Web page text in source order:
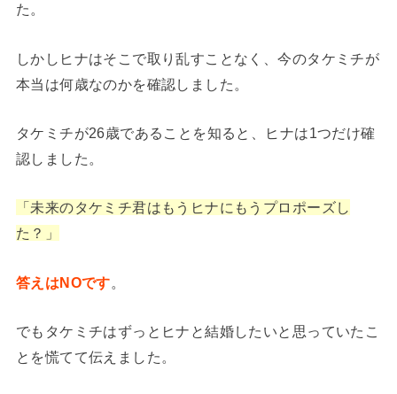
た。
しかしヒナはそこで取り乱すことなく、今のタケミチが
本当は何歳なのかを確認しました。
タケミチが26歳であることを知ると、ヒナは1つだけ確
認しました。
「未来のタケミチ君はもうヒナにもうプロポーズし
た？」
答えはNOです。
でもタケミチはずっとヒナと結婚したいと思っていたこ
とを慌てて伝えました。